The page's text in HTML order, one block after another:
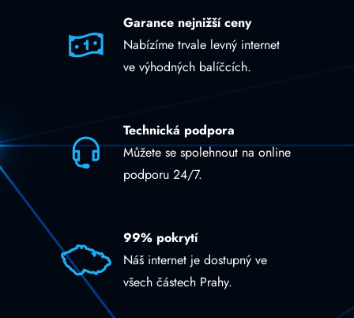
Garance nejnižší ceny
Nabízíme trvale levný internet
ve výhodných balíčcích.
Technická podpora
Můžete se spolehnout na online
podporu 24/7.
99% pokrytí
Náš internet je dostupný ve
všech částech Prahy.